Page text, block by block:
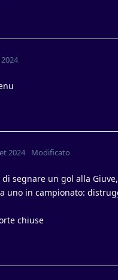
2024 Modificato
segnare un gol alla
uno in campionato:
chiuse